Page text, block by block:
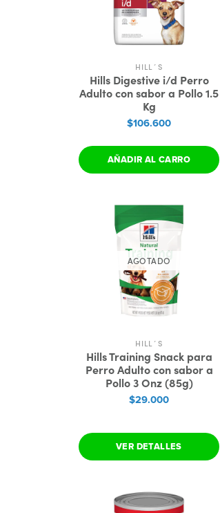
HILL´S
Hills Digestive i/d Perro
Adulto con sabor a Pollo 1.5
Kg
$106.600
AÑADIR AL CARRO
AGOTADO
HILL´S
Hills Training Snack para
Perro Adulto con sabor a
Pollo 3 Onz (85g)
$29.000
VER DETALLES